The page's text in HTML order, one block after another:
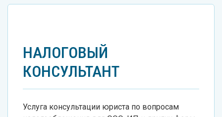
НАЛОГОВЫЙ
КОНСУЛЬТАНТ
Услуга консультации юриста по вопросам